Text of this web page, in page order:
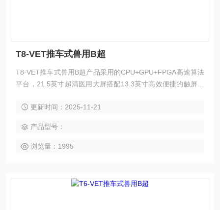
T8-VET推车式兽用B超
T8-VET推车式兽用B超产品采用的CPU+GPU+FPGA高速算法
平台，21.5英寸超清医用大屏搭配13.3英寸高效便捷的触屏，
万向支臂，应对各种复杂环境；超清的图像、优异的性能和全
更新时间：2025-11-21
产品型号：
浏览量：1995